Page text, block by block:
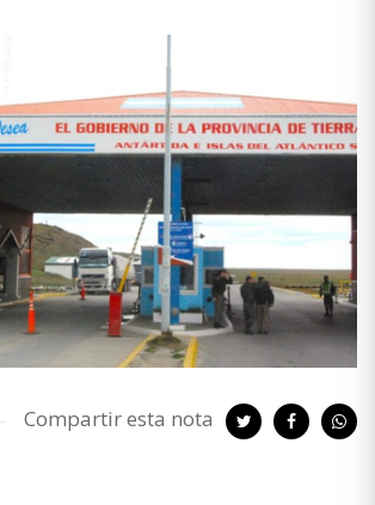
Compartir esta nota